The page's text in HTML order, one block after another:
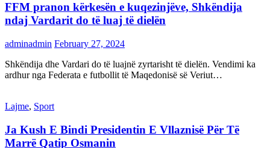
FFM pranon kërkesën e kuqezinjëve, Shkëndija
ndaj Vardarit do të luaj të dielën
adminadmin February 27, 2024
Shkëndija dhe Vardari do të luajnë zyrtarisht të dielën. Vendimi ka
ardhur nga Federata e futbollit të Maqedonisë së Veriut…
Lajme, Sport
Ja Kush E Bindi Presidentin E Vllaznisë Për Të
Marrë Qatip Osmanin